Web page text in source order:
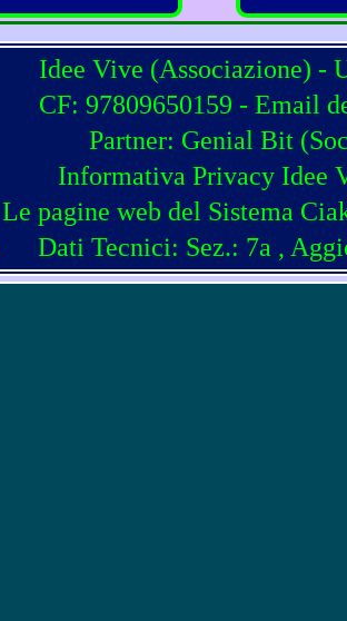
Idee Vive (Associazione) -
CF: 97809650159 - Email
Partner: Genial Bit (
Informativa Privacy Idee
Le pagine web del Sistema
Dati Tecnici: Sez.: 7a ,